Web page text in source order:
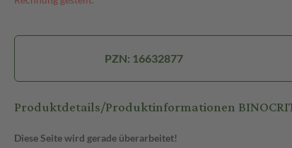
PZN: 16632877
Produktdetails/Produktinformationen
Diese Seite wird gerade überarbeitet!